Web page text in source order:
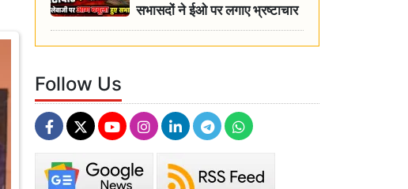
सभासदों ने ईओ पर लगाए भ्रष्टाचार
के गंभीर आरोप
Follow Us